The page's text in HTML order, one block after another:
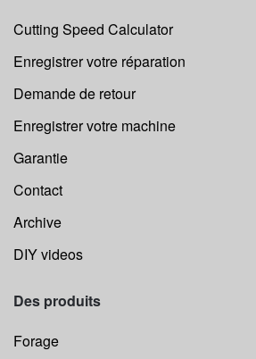
Cutting Speed Calculator
Enregistrer votre réparation
Demande de retour
Enregistrer votre machine
Garantie
Contact
Archive
DIY videos
Des produits
Forage